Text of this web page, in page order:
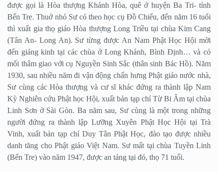
được gọi là Hòa thượng Khánh Hòa, quê ở huyện Ba Tri- tỉnh
Bến Tre. Thuở nhỏ Sư có theo học cụ Đồ Chiểu, đến năm 16 tuổi
thì xuất gia thọ giáo Hòa thượng Long Triều tại chùa Kim Cang
(Tân An- Long An). Sư từng được An Nam Phật Học Hội mời
đến giảng kinh tại các chùa ở Long Khánh, Bình Định… và có
mối thâm giao với cụ Nguyền Sinh Sắc (thân sinh Bác Hồ). Năm
1930, sau nhiều năm đi vận động chấn hưng Phật giáo nước nhà,
Sư cùng các Hòa thượng và cư sĩ khác đứng ra thành lập Nam
Kỳ Nghiên cứu Phật học Hội, xuất bản tạp chí Từ Bi Âm tại chùa
Linh Sơn ở Sài Gòn. Ba năm sau, Sư cùng là một trong những
người đứng ra thành lập Lưỡng Xuyên Phật Học Hội tại Trà
Vinh, xuất bản tạp chí Duy Tân Phật Học, đào tạo được nhiều
danh tăng cho Phật giáo Việt Nam. Sư mất tại chùa Tuyền Linh
(Bến Tre) vào năm 1947, được an táng tại đó, thọ 71 tuổi.